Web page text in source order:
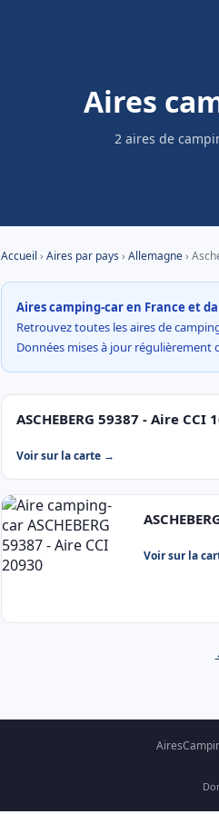
Aires
2 aires de
Accueil › Aires par pays› Allemagne›
Aires camping-car en France et
Retrouvez toutes les aires de
Données mises à jour régulièrement
ASCHEBERG 59387 - Aire CCI
Voir sur la carte →
Voir sur la